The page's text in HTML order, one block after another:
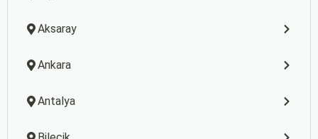
Aksaray
Ankara
Antalya